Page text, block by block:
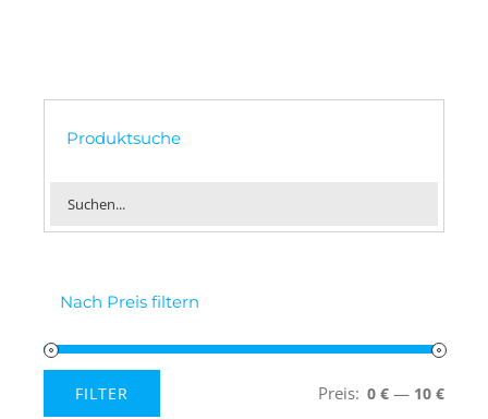
Produktsuche
Nach Preis filtern
FILTER Preis: 0 € — 10 €